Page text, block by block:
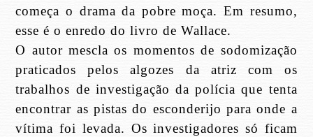
começa o drama da pobre moça. Em resumo,
esse é o enredo do livro de Wallace.
O autor mescla os momentos de sodomização
praticados pelos algozes da atriz com os
trabalhos de investigação da polícia que tenta
encontrar as pistas do esconderijo para onde a
vítima foi levada. Os investigadores só ficam